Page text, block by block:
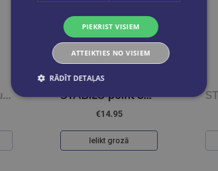
Tintes pildspalvu komplekts STABILO Point 88 Color Parade|20 krāsas STABILO point 88 15gb kartona paciņā
€14.95
Ielikt grozā
PIEKRIST VISIEM
ATTEIKTIES NO VISIEM
RĀDĪT DETAĻAS